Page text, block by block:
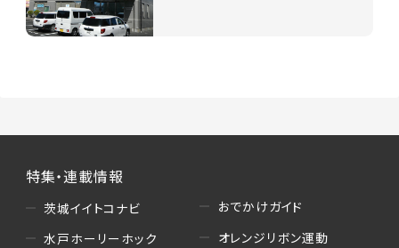
特集・連載情報
茨城イイトコナビ
水戸ホーリーホック
おでかけガイド
オレンジリボン運動